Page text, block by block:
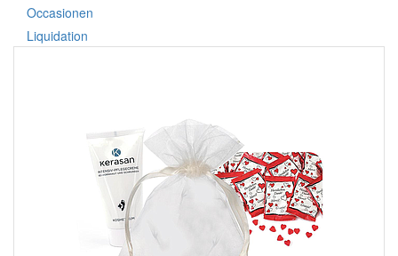
Occasionen
Liquidation